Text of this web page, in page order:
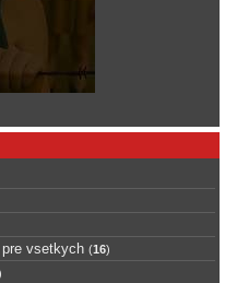
vsetkych (16)